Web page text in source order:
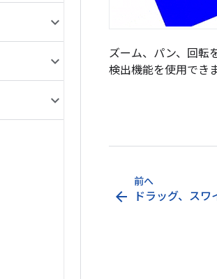
ズーム、パン、回転
検出機能を使用できま
前へ
arrow_back ドラッグ、ス